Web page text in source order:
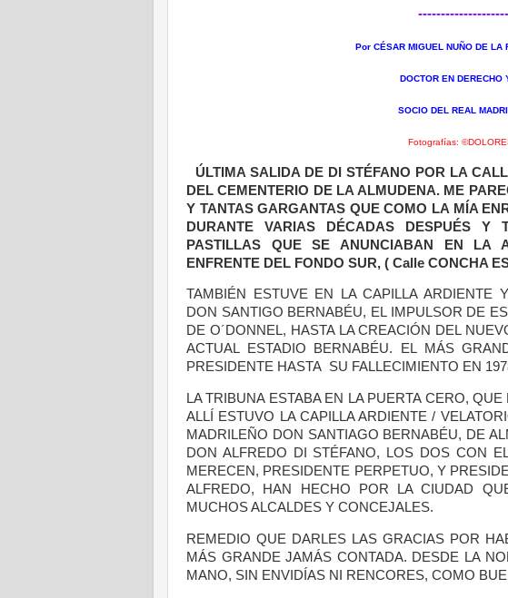
Por CÉSAR MIGUEL NUÑO DE LA
DOCTOR EN DERECHO
SOCIO DEL REAL
Fotografías:
ÚLTIMA SALIDA DE DI STÉFANO POR LA
DEL CEMENTERIO DE LA ALMUDENA. ME
Y TANTAS GARGANTAS QUE COMO LA MÍA
DURANTE VARIAS DÉCADAS DESPUÉS Y
PASTILLAS QUE SE ANUNCIABAN EN LA
ENFRENTE DEL FONDO SUR, ( Calle CONCHA
TAMBIÉN ESTUVE EN LA CAPILLA ARDIENTE
DON SANTIGO BERNABÉU, EL IMPULSOR DE
DE O´DONNEL, HASTA LA CREACIÓN DEL
ACTUAL ESTADIO BERNABÉU. EL MÁS
PRESIDENTE HASTA SU FALLECIMIENTO EN
LA TRIBUNA ESTABA EN LA PUERTA CERO,
ALLÍ ESTUVO LA CAPILLA ARDIENTE /
MADRILEÑO DON SANTIAGO BERNABÉU, DE
DON ALFREDO DI STÉFANO, LOS DOS CON
MERECEN, PRESIDENTE PERPETUO, Y
ALFREDO, HAN HECHO POR LA CIUDAD
MUCHOS ALCALDES Y CONCEJALES.
REMEDIO QUE DARLES LAS GRACIAS POR
MÁS GRANDE JAMÁS CONTADA. DESDE LA
MANO, SIN ENVIDÍAS NI RENCORES, COMO